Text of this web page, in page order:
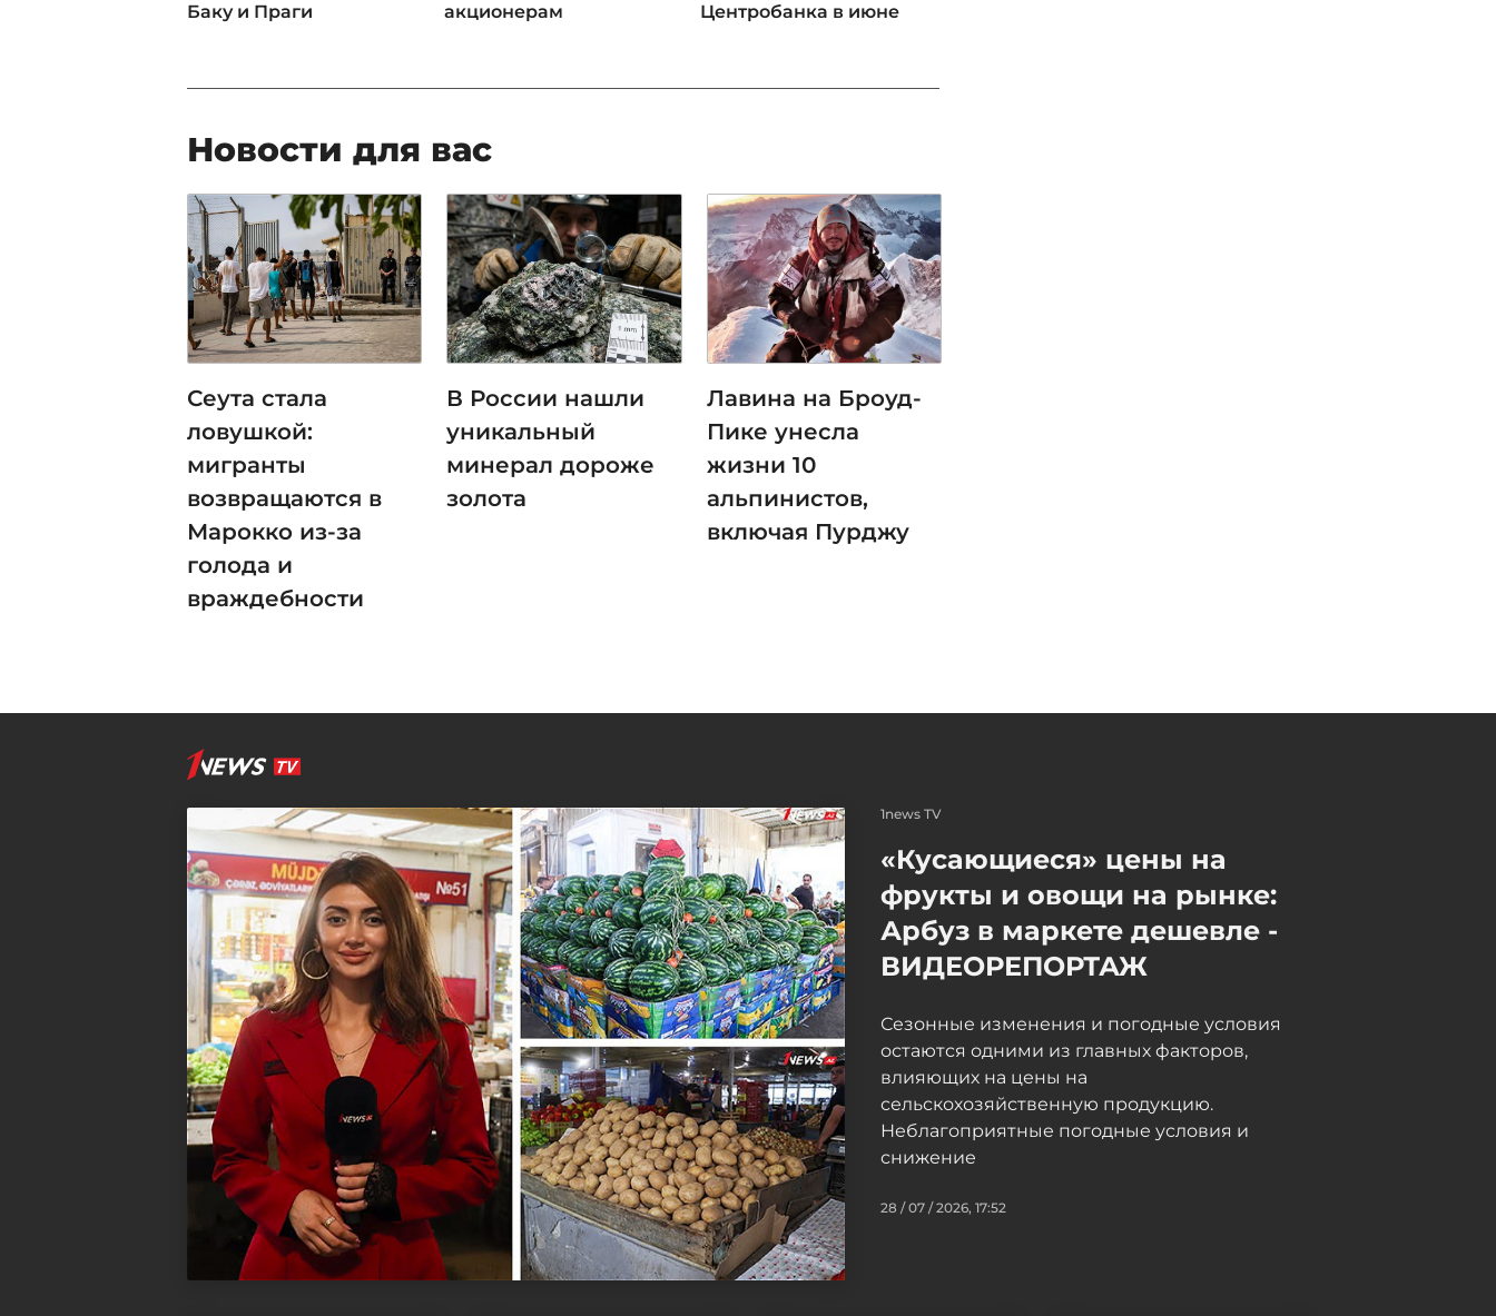
Баку и Праги
акционерам
Центробанка в июне
Новости для вас
Сеута стала
ловушкой:
мигранты
возвращаются в
Марокко из-за
голода и
враждебности
В России нашли
уникальный
минерал дороже
золота
Лавина на Броуд-
Пике унесла
жизни 10
альпинистов,
включая Пурджу
1news TV
«Кусающиеся» цены на
фрукты и овощи на рынке:
Арбуз в маркете дешевле -
ВИДЕОРЕПОРТАЖ
Сезонные изменения и погодные условия
остаются одними из главных факторов,
влияющих на цены на
сельскохозяйственную продукцию.
Неблагоприятные погодные условия и
снижение
28 / 07 / 2026, 17:52